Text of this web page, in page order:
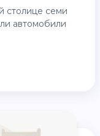
автомобили